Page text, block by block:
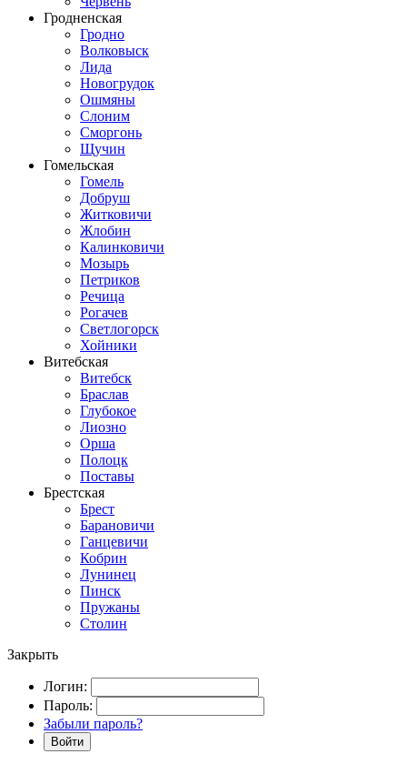
Гродненская
Гродно
Волковыск
Лида
Новогрудок
Ошмяны
Слоним
Сморгонь
Щучин
Гомельская
Гомель
Добруш
Житковичи
Жлобин
Калинковичи
Мозырь
Петриков
Речица
Рогачев
Светлогорск
Хойники
Витебская
Витебск
Браслав
Глубокое
Лиозно
Орша
Полоцк
Поставы
Брестская
Брест
Барановичи
Ганцевичи
Кобрин
Лунинец
Пинск
Пружаны
Столин
Закрыть
Логин:
Пароль:
Забыли пароль?
Войти